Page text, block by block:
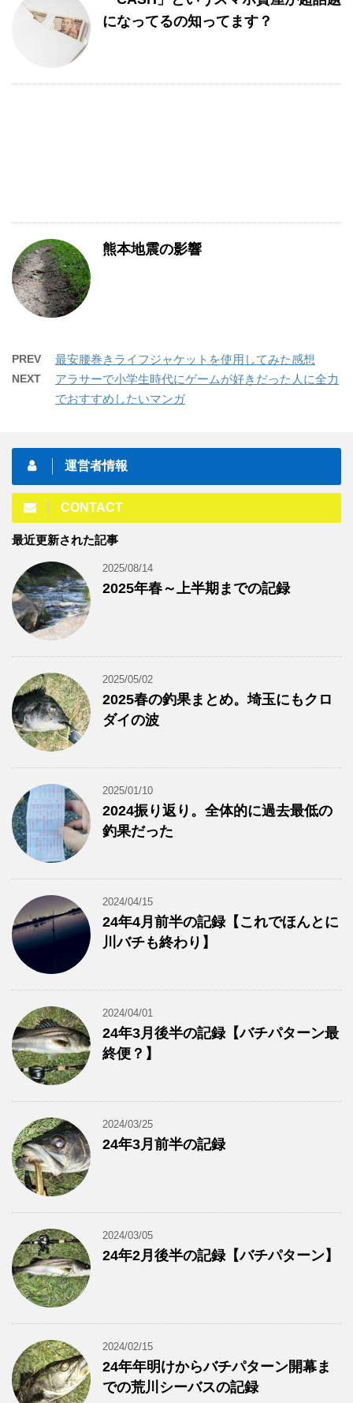
になってるの知ってます？
熊本地震の影響
PREV 最安腰巻きライフジャケットを使用してみた感想
NEXT
アラサーで小学生時代にゲームが好きだった人に全力
でおすすめしたいマンガ
運営者情報
CONTACT
最近更新された記事
2025/08/14
2025年春～上半期までの記録
2025/05/02
2025春の釣果まとめ。埼玉にもクロ
ダイの波
2025/01/10
2024振り返り。全体的に過去最低の
釣果だった
2024/04/15
24年4月前半の記録【これでほんとに
川バチも終わり】
2024/04/01
24年3月後半の記録【バチパターン最
終便？】
2024/03/25
24年3月前半の記録
2024/03/05
24年2月後半の記録【バチパターン】
2024/02/15
24年年明けからバチパターン開幕ま
での荒川シーバスの記録